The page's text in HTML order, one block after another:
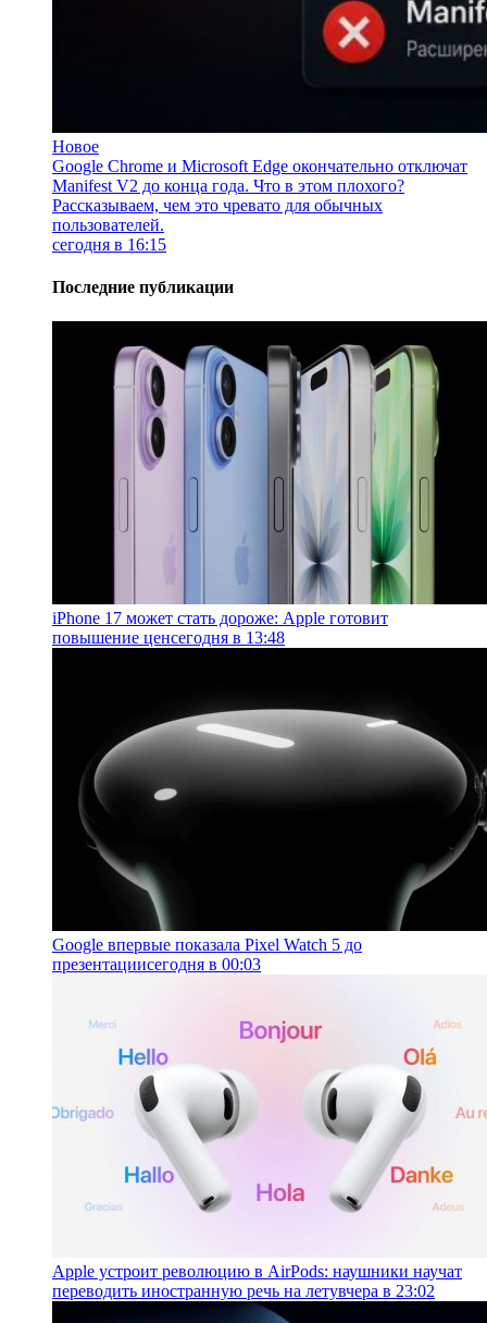
Новое
Google Chrome и Microsoft Edge окончательно отключат
Manifest V2 до конца года. Что в этом плохого?
Рассказываем, чем это чревато для обычных
пользователей.
сегодня в 16:15
Последние публикации
iPhone 17 может стать дороже: Apple готовит
повышение ценсегодня в 13:48
Google впервые показала Pixel Watch 5 до
презентациисегодня в 00:03
Apple устроит революцию в AirPods: наушники научат
переводить иностранную речь на летувчера в 23:02